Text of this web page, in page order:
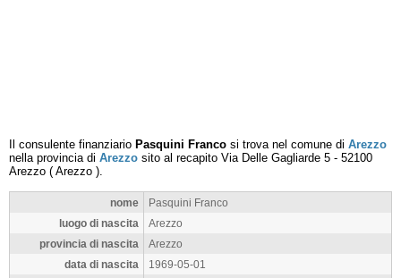
Il consulente finanziario Pasquini Franco si trova nel comune di Arezzo
nella provincia di Arezzo sito al recapito Via Delle Gagliarde 5 - 52100
Arezzo ( Arezzo ).
nome
Pasquini Franco
luogo di nascita
Arezzo
provincia di nascita
Arezzo
data di nascita
1969-05-01